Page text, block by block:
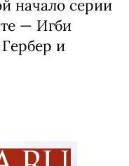
начало серии
— Игби
и